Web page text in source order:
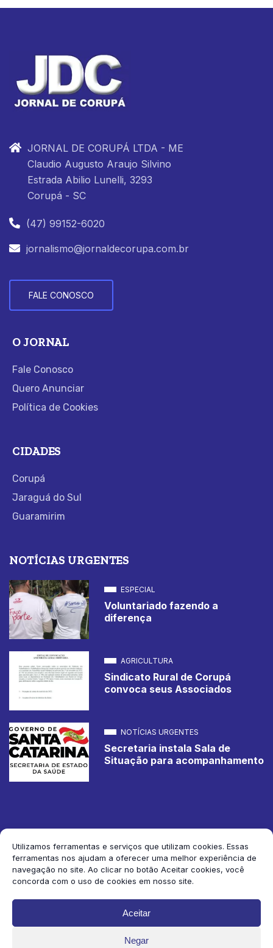
Utilizamos ferramentas e serviços que utilizam cookies. Essas
ferramentas nos ajudam a oferecer uma melhor experiência de
navegação no site. Ao clicar no botão Aceitar cookies, você
concorda com o uso de cookies em nosso site.
Aceitar
Negar
JORNAL DE CORUPÁ LTDA - ME
Claudio Augusto Araujo Silvino
Estrada Abilio Lunelli, 3293
Corupá - SC
(47) 99152-6020
jornalismo@jornaldecorupa.com.br
FALE CONOSCO
O JORNAL
Fale Conosco
Quero Anunciar
Política de Cookies
CIDADES
Corupá
Jaraguá do Sul
Guaramirim
NOTÍCIAS URGENTES
ESPECIAL
Voluntariado fazendo a
diferença
AGRICULTURA
Sindicato Rural de Corupá
convoca seus Associados
NOTÍCIAS URGENTES
Secretaria instala Sala de
Situação para acompanhamento
2026 Jornal de Corupá. Todos os direitos reservados.